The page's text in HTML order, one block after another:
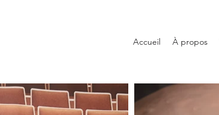
Accueil À propos